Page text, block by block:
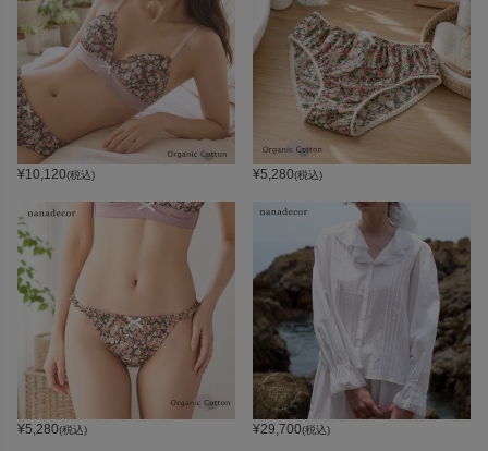
¥10,120(税込) ¥5,280(税込)
¥5,280(税込) ¥29,700(税込)